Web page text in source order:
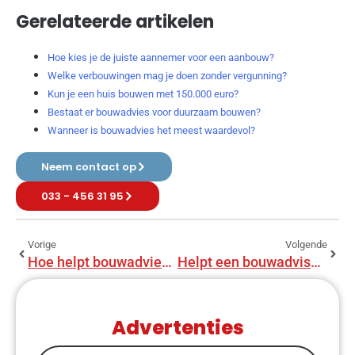
Gerelateerde artikelen
Hoe kies je de juiste aannemer voor een aanbouw?
Welke verbouwingen mag je doen zonder vergunning?
Kun je een huis bouwen met 150.000 euro?
Bestaat er bouwadvies voor duurzaam bouwen?
Wanneer is bouwadvies het meest waardevol?
Neem contact op
033 - 456 31 95
Vorige
Hoe helpt bouwadvies bij verbouwing?
Volgende
Helpt een bouwadviseur bij uitbreiding?
Advertenties